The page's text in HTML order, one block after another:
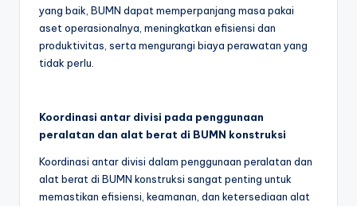
yang baik, BUMN dapat memperpanjang masa pakai
aset operasionalnya, meningkatkan efisiensi dan
produktivitas, serta mengurangi biaya perawatan yang
tidak perlu.
Koordinasi antar divisi pada penggunaan
peralatan dan alat berat di BUMN konstruksi
Koordinasi antar divisi dalam penggunaan peralatan dan
alat berat di BUMN konstruksi sangat penting untuk
memastikan efisiensi, keamanan, dan ketersediaan alat